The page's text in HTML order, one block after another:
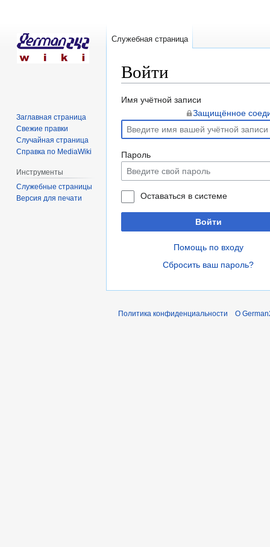
Войти
Перейти
навигации
Перейти
поиску
Имя учётной записи
Защищённое
Пароль
Оставаться в системе
Войти
Помощь по входу
Сбросить ваш пароль?
Служебная страница
Заглавная страница
Свежие правки
Случайная страница
Справка по MediaWiki
Инструменты
Служебные страницы
Версия для печати
Политика конфиденциальности О